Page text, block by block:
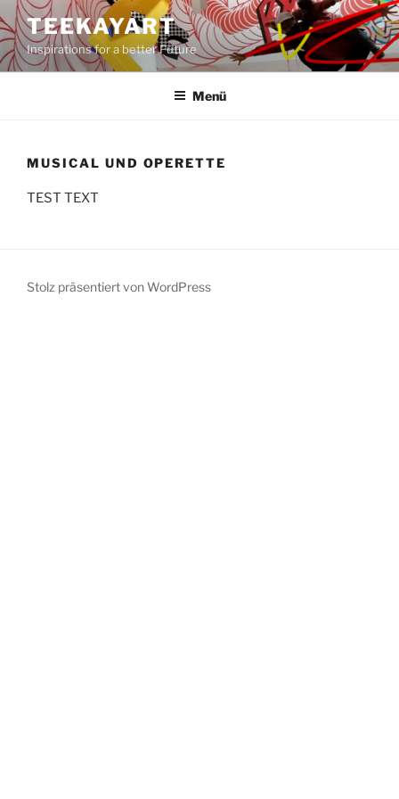
Zum
Inhalt
springen
TEEKAYART
Inspirations for a better Future
Menü
MUSICAL UND OPERETTE
TEST TEXT
Stolz präsentiert von WordPress